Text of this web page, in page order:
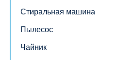
Стиральная машина
Пылесос
Чайник